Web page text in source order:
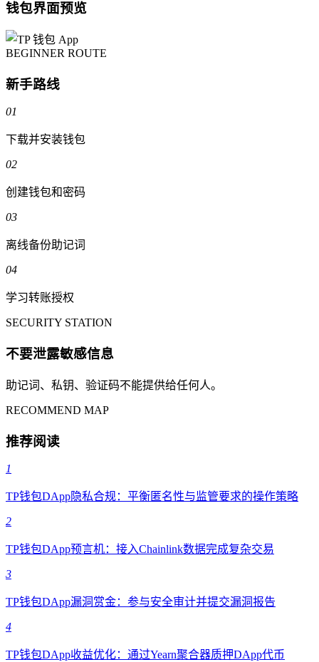
钱包界面预览
BEGINNER ROUTE
新手路线
01
下载并安装钱包
02
创建钱包和密码
03
离线备份助记词
04
学习转账授权
SECURITY STATION
不要泄露敏感信息
助记词、私钥、验证码不能提供给任何人。
RECOMMEND MAP
推荐阅读
1
TP钱包DApp隐私合规：平衡匿名性与监管要求的操作策略
2
TP钱包DApp预言机：接入Chainlink数据完成复杂交易
3
TP钱包DApp漏洞赏金：参与安全审计并提交漏洞报告
4
TP钱包DApp收益优化：通过Yearn聚合器质押DApp代币